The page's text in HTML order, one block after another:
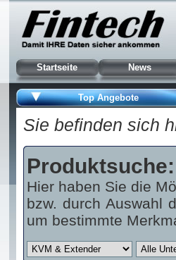
Startseite News
Top Angebote
Sie befinden sich
Produktsuche:
Hier haben Sie die
bzw. durch Auswahl
um bestimmte